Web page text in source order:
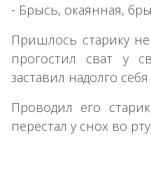
- Брысь, окаянная,
Пришлось старику
прогостил сват у
заставил надолго
Проводил его
перестал у снох во